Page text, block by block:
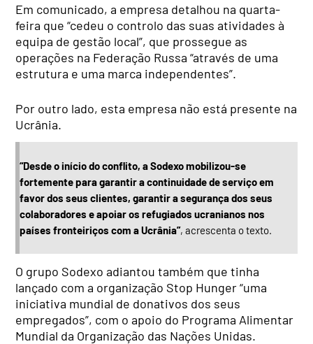
Em comunicado, a empresa detalhou na quarta-
feira que “cedeu o controlo das suas atividades à
equipa de gestão local”, que prossegue as
operações na Federação Russa “através de uma
estrutura e uma marca independentes”.
Por outro lado, esta empresa não está presente na
Ucrânia.
“Desde o início do conflito, a Sodexo mobilizou-se
fortemente para garantir a continuidade de serviço em
favor dos seus clientes, garantir a segurança dos seus
colaboradores e apoiar os refugiados ucranianos nos
países fronteiriços com a Ucrânia”, acrescenta o texto.
O grupo Sodexo adiantou também que tinha
lançado com a organização Stop Hunger “uma
iniciativa mundial de donativos dos seus
empregados”, com o apoio do Programa Alimentar
Mundial da Organização das Nações Unidas.